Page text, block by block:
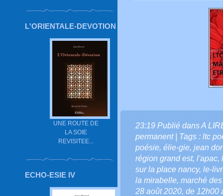
L'ORIENTALE-DEVOTION
UNE ROUTE DE
LA SOIE
REVISITEE...
ECHO-ESIE IV
23:19 Publié dansA
permanent| Tags : ltc
poésie, élie-gie, jean
région grand est, l'apac,
sur la place nancy, le-
la mirabelle, marché
28 août 2020, de 12h00